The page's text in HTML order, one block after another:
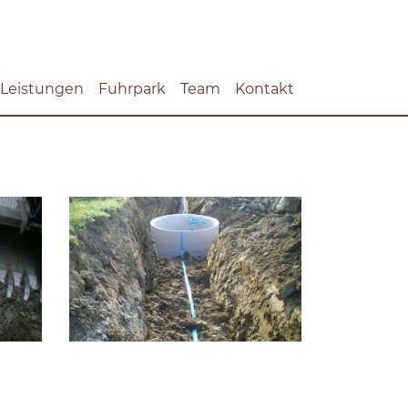
Leistungen Fuhrpark Team Kontakt